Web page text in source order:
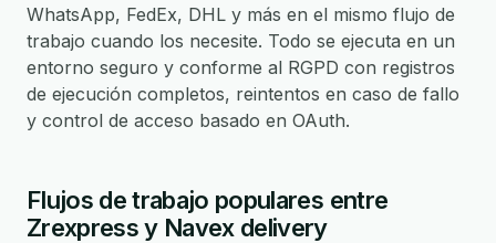
WhatsApp, FedEx, DHL y más en el mismo flujo de
trabajo cuando los necesite. Todo se ejecuta en un
entorno seguro y conforme al RGPD con registros
de ejecución completos, reintentos en caso de fallo
y control de acceso basado en OAuth.
Flujos de trabajo populares entre
Zrexpress y Navex delivery